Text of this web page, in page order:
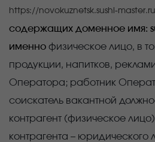
https://novokuznetsk.sushi-master.ru
содержащих доменное имя:
именно физическое лицо, в
продукции, напитков,
Оператора; работник
соискатель вакантной
контрагент (физическое
контрагента – юридического